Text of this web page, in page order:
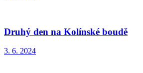
Druhý den na Kolínské boudě
3. 6. 2024